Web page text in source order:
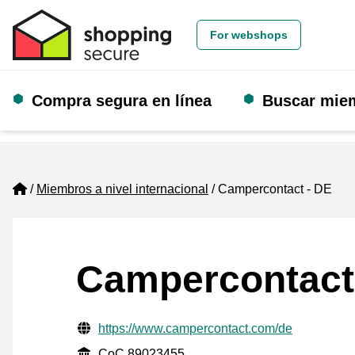
For webshops
Compra segura en línea Buscar
Home
Miembros a nivel internacional Campercontact - DE
Información de contacto verificada
Website URL
https://www.campercontact.com/de